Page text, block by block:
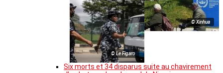
© Xinhua
© Le Figaro
Six morts et 34 disparus suite au chavirement